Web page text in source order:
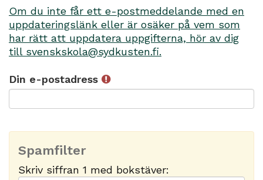
Om du inte får ett e-postmeddelande med en
uppdateringslänk eller är osäker på vem som
har rätt att uppdatera uppgifterna, hör av dig
till svenskskola@sydkusten.fi.
Din e-postadress
Spamfilter
Skriv siffran 1 med bokstäver: